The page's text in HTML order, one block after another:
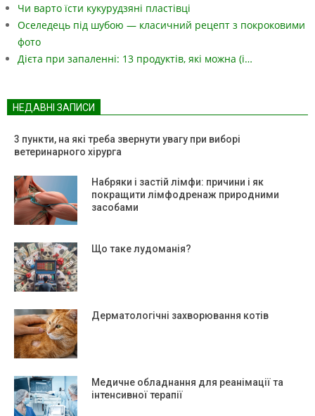
Чи варто їсти кукурудзяні пластівці
Оселедець під шубою — класичний рецепт з покроковими
фото
Дієта при запаленні: 13 продуктів, які можна (і…
НЕДАВНІ ЗАПИСИ
3 пункти, на які треба звернути увагу при виборі
ветеринарного хірурга
Набряки і застій лімфи: причини і як
покращити лімфодренаж природними
засобами
Що таке лудоманія?
Дерматологічні захворювання котів
Медичне обладнання для реанімації та
інтенсивної терапії